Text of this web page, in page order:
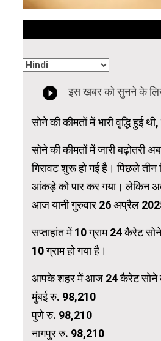
सोने की कीमतों में भारी वृद्धि हुई
सोने की कीमतों में जारी बढ़ोतरी
गिरावट शुरू हो गई है। पिछले
आंकड़े को पार कर गया। लेकिन अब
आज यानी गुरुवार 26 अप्रैल
सप्ताहांत में 10 ग्राम 24 कैरेट
10 ग्राम हो गया है।
आपके शहर में आज 24 कैरेट सोने
मुंबई रु. 98,210
पुणे रु. 98,210
नागपुर रु. 98,210